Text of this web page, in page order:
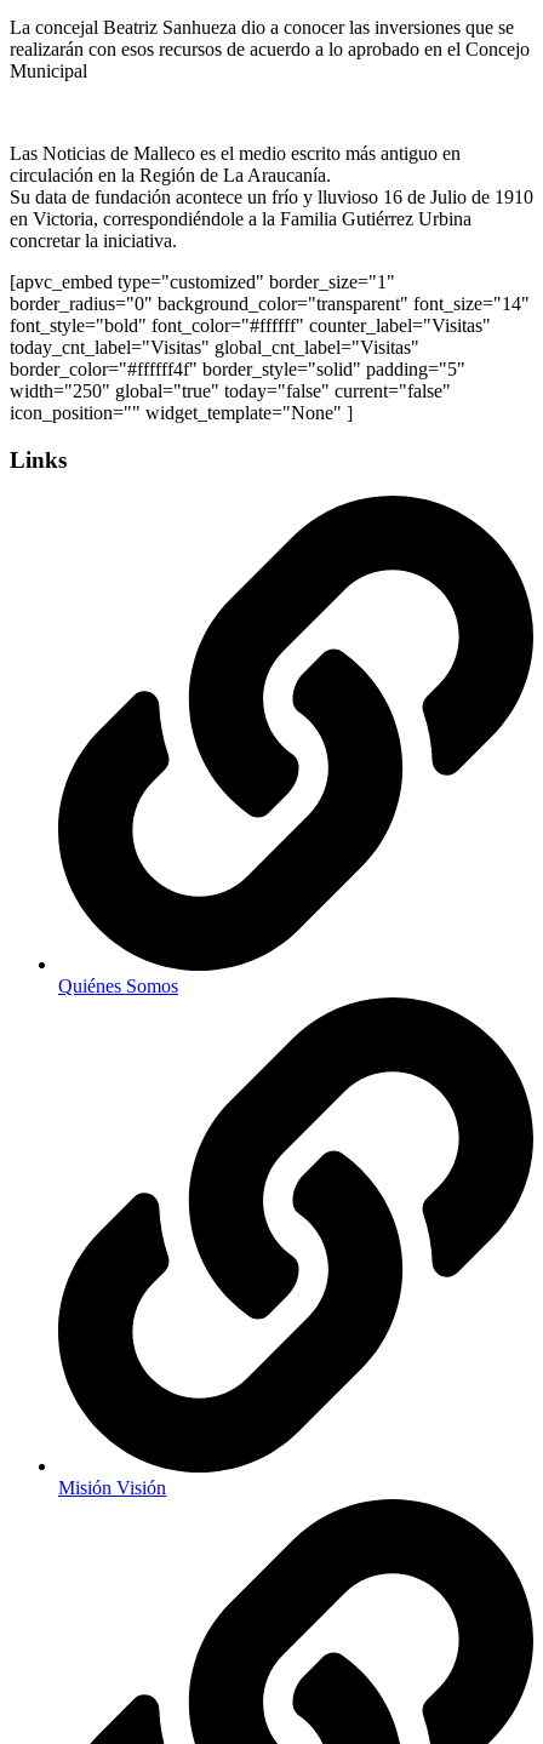
La concejal Beatriz Sanhueza dio a conocer las inversiones que se
realizarán con esos recursos de acuerdo a lo aprobado en el Concejo
Municipal
Las Noticias de Malleco es el medio escrito más antiguo en
circulación en la Región de La Araucanía.
Su data de fundación acontece un frío y lluvioso 16 de Julio de 1910
en Victoria, correspondiéndole a la Familia Gutiérrez Urbina
concretar la iniciativa.
[apvc_embed type="customized" border_size="1"
border_radius="0" background_color="transparent" font_size="14"
font_style="bold" font_color="#ffffff" counter_label="Visitas"
today_cnt_label="Visitas" global_cnt_label="Visitas"
border_color="#ffffff4f" border_style="solid" padding="5"
width="250" global="true" today="false" current="false"
icon_position="" widget_template="None" ]
Links
Quiénes Somos
Misión Visión